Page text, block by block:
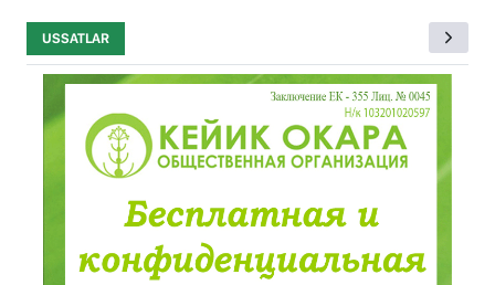
USSATLAR